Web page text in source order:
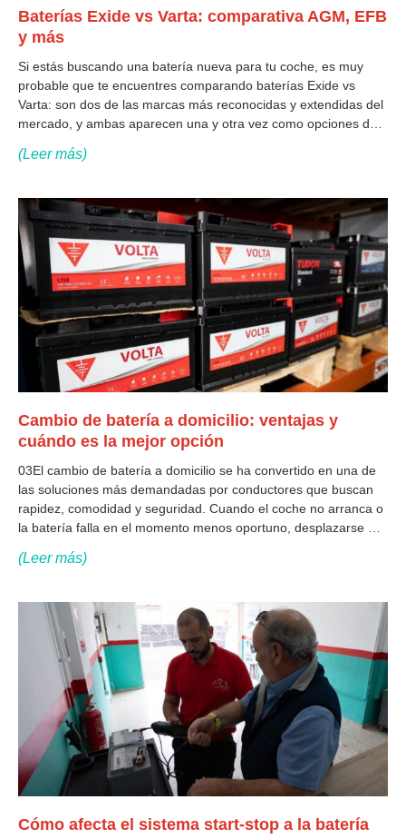
Baterías Exide vs Varta: comparativa AGM, EFB
y más
Si estás buscando una batería nueva para tu coche, es muy
probable que te encuentres comparando baterías Exide vs
Varta: son dos de las marcas más reconocidas y extendidas del
mercado, y ambas aparecen una y otra vez como opciones de
(Leer más)
Cambio de batería a domicilio: ventajas y
cuándo es la mejor opción
03El cambio de batería a domicilio se ha convertido en una de
las soluciones más demandadas por conductores que buscan
rapidez, comodidad y seguridad. Cuando el coche no arranca o
la batería falla en el momento menos oportuno, desplazarse a
(Leer más)
Cómo afecta el sistema start-stop a la batería